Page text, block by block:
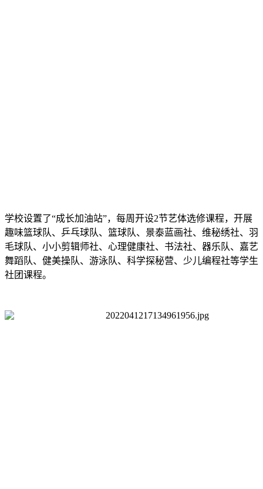
学校设置了“成长加油站”，每周开设2节艺体选修课程，开展
趣味篮球队、乒乓球队、篮球队、景泰蓝画社、维秘绣社、羽
毛球队、小小剪辑师社、心理健康社、书法社、器乐队、嘉艺
舞蹈队、健美操队、游泳队、科学探秘营、少儿编程社等学生
社团课程。